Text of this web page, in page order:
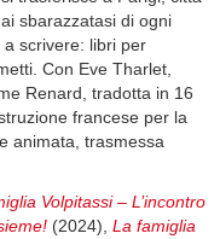
sbarazzatasi di ogni
scrivere: libri per
Con Eve Tharlet,
Renard, tradotta in 16
francese per la
animata, trasmessa
Volpitassi – L’incontro
(2024), La famiglia